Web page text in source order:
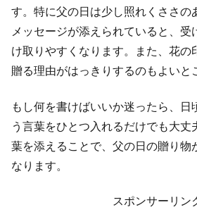
す。特に父の日は少し照れくささの
メッセージが添えられていると、受
け取りやすくなります。また、花の
贈る理由がはっきりするのもよいと
もし何を書けばいいか迷ったら、日
う言葉をひとつ入れるだけでも大丈
葉を添えることで、父の日の贈り物
なります。
スポンサーリン